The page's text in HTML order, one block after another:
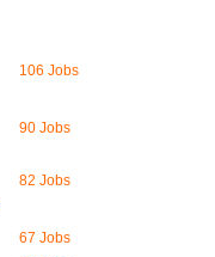
106 Jobs
90 Jobs
82 Jobs
67 Jobs